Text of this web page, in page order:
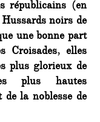
républicains (en
noirs de
une bonne part
Croisades, elles
plus glorieux de
plus hautes
la noblesse de